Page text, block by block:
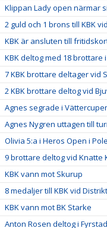
Klippan Lady open närmar
2 guld och 1 brons till KBK
KBK är ansluten till
KBK deltog med 18 brottare
7 KBK brottare deltager vid
2 KBK brottare deltog vid
Agnes segrade i
Agnes Nygren uttagen till
Olivia 5:a i Heros Open i
9 brottare deltog vid Knatte
KBK vann mot Skurup
8 medaljer till KBK vid
KBK vann mot BK Starke
Anton Rosen deltog i